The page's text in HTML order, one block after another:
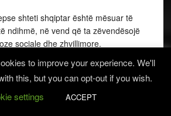
shteti shqiptar është mësuar të
ndihmë, në vend që ta zëvendësojë
sociale dhe zhvillimore.
e peshës së
to improve your experience. We'll
this, but you can opt-out if you wish.
settings
ACCEPT